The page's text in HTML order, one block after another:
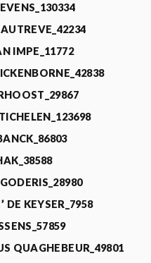
IMPE_11772
DE KEYSER_7958
QUAGHEBEUR_49801